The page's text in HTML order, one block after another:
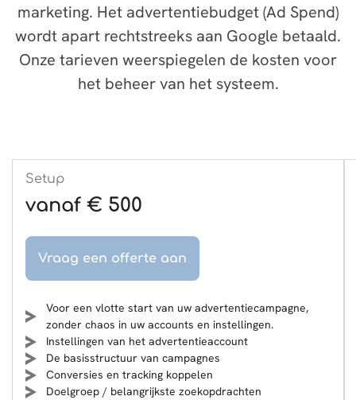
marketing. Het advertentiebudget (Ad Spend)
wordt apart rechtstreeks aan Google betaald.
Onze tarieven weerspiegelen de kosten voor
het beheer van het systeem.
Setup
vanaf € 500
Vraag een offerte aan
Voor een vlotte start van uw advertentiecampagne,
zonder chaos in uw accounts en instellingen.
Instellingen van het advertentieaccount
De basisstructuur van campagnes
Conversies en tracking koppelen
Doelgroep / belangrijkste zoekopdrachten